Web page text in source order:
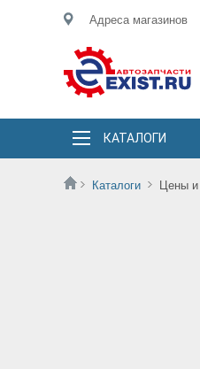
Адреса магазинов
КАТАЛОГИ
Каталоги Цены и